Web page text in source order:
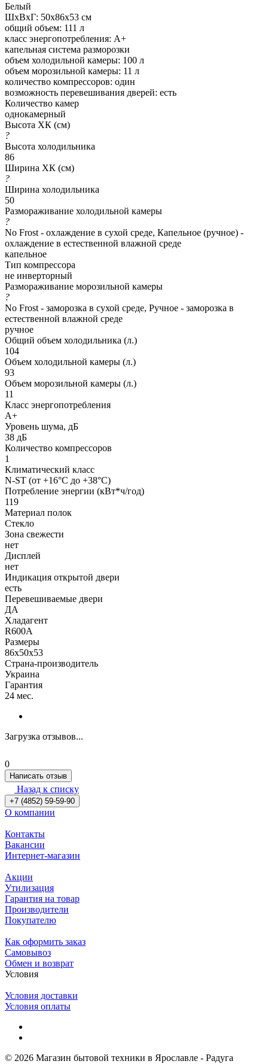
Белый
ШхВхГ: 50х86х53 см
общий объем: 111 л
класс энергопотребления: A+
капельная система разморозки
объем холодильной камеры: 100 л
объем морозильной камеры: 11 л
количество компрессоров: один
возможность перевешивания дверей: есть
Количество камер
однокамерный
Высота ХК (см)
?
Высота холодильника
86
Ширина ХК (см)
?
Ширина холодильника
50
Размораживание холодильной камеры
?
No Frost - охлаждение в сухой среде, Капельное (ручное) -
охлаждение в естественной влажной среде
капельное
Тип компрессора
не инверторный
Размораживание морозильной камеры
?
No Frost - заморозка в сухой среде, Ручное - заморозка в
естественной влажной среде
ручное
Общий объем холодильника (л.)
104
Объем холодильной камеры (л.)
93
Объем морозильной камеры (л.)
11
Класс энергопотребления
A+
Уровень шума, дБ
38 дБ
Количество компрессоров
1
Климатический класс
N-ST (от +16°С до +38°С)
Потребление энергии (кВт*ч/год)
119
Материал полок
Стекло
Зона свежести
нет
Дисплей
нет
Индикация открытой двери
есть
Перевешиваемые двери
ДА
Хладагент
R600A
Размеры
86х50х53
Страна-производитель
Украина
Гарантия
24 мес.
Загрузка отзывов...
0
Написать отзыв
Назад к списку
+7 (4852) 59-59-90
О компании
Контакты
Вакансии
Интернет-магазин
Акции
Утилизация
Гарантия на товар
Производители
Покупателю
Как оформить заказ
Самовывоз
Обмен и возврат
Условия
Условия доставки
Условия оплаты
© 2026 Магазин бытовой техники в Ярославле - Радуга